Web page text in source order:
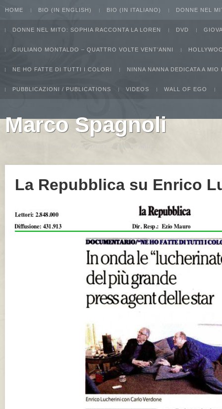
HOME BIO (IN ENGLISH) BIO (IN ITALIANO) DONNE NEL
DONNE NEL MITO: SOPHIA RACCONTA LA LOREN DVD
GIULIANO MONTALDO – QUATTRO VOLTE VENT’ANNI
NE HO FATTE DI TUTTI I COLORI NINNA NANNA DEDICATA A MIO
PUBBLICAZIONI / PUBLICATIONS VIDEOS WALL OF EGO
Marco Spagnoli
La Repubblica su Enrico